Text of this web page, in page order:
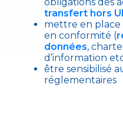
transfert hors
mettre en place
en conformité (
données,
d’information
être sensibilisé
réglementaires